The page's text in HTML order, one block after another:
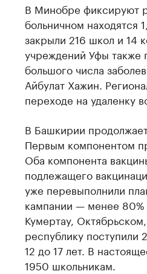
В Минобре фиксируют
больничном находятся
закрыли 216 школ и 14
учреждений Уфы также
большого числа
Айбулат Хажин.
переходе на удаленку
В Башкирии
Первым компонентом
Оба компонента
подлежащего
уже перевыполнили
кампании — менее 80%
Кумертау,
республику поступили
12 до 17 лет. В
1950 школьникам.